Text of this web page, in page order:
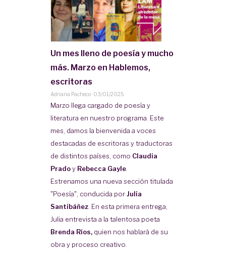
Un mes lleno de poesía y mucho
más. Marzo en Hablemos,
escritoras
Adriana Pacheco· 03/01/2025
Marzo llega cargado de poesía y
literatura en nuestro programa. Este
mes, damos la bienvenida a voces
destacadas de escritoras y traductoras
de distintos países, como Claudia
Pradoy Rebecca Gayle.
Estrenamos una nueva sección titulada
"Poesía", conducida porJulia
Santibáñez. En esta primera entrega,
Julia entrevista a la talentosa poeta
Brenda Ríos,quien nos hablará de su
obra y proceso creativo.